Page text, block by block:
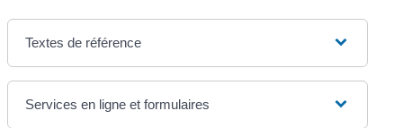
Textes de référence
Services en ligne et formulaires